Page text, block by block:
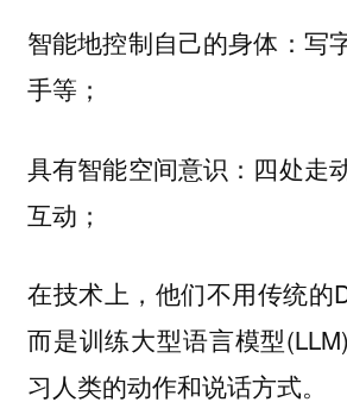
智能地控制自己的身体：写
手等；
具有智能空间意识：四处走
互动；
在技术上，他们不用传统的
而是训练大型语言模型
习人类的动作和说话方式。